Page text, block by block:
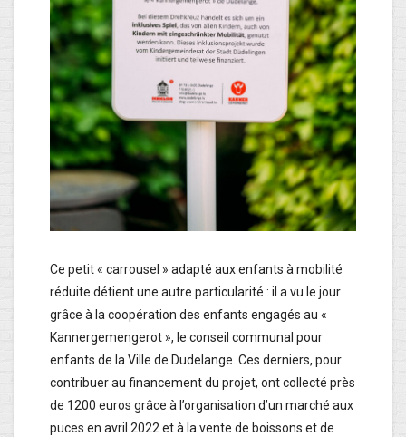
Ce petit « carrousel » adapté aux enfants à mobilité
réduite détient une autre particulari­té : il a vu le jour
grâce à la coopération des enfants engagés au «
Kannergemengerot », le conseil communal pour
enfants de la Ville de Dudelange. Ces derniers, pour
contribuer au financement du projet, ont collecté près
de 1200 euros grâce à l’organisation d’un marché aux
puces en avril 2022 et à la vente de boissons et de